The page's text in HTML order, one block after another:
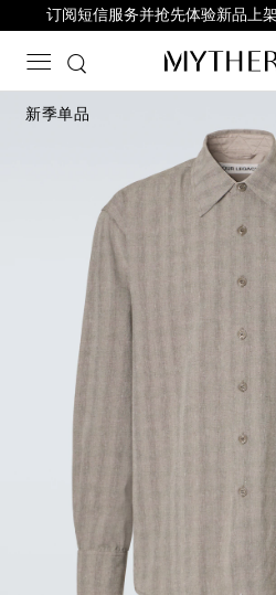
订阅短信服务并抢先体验新品上
新季单品